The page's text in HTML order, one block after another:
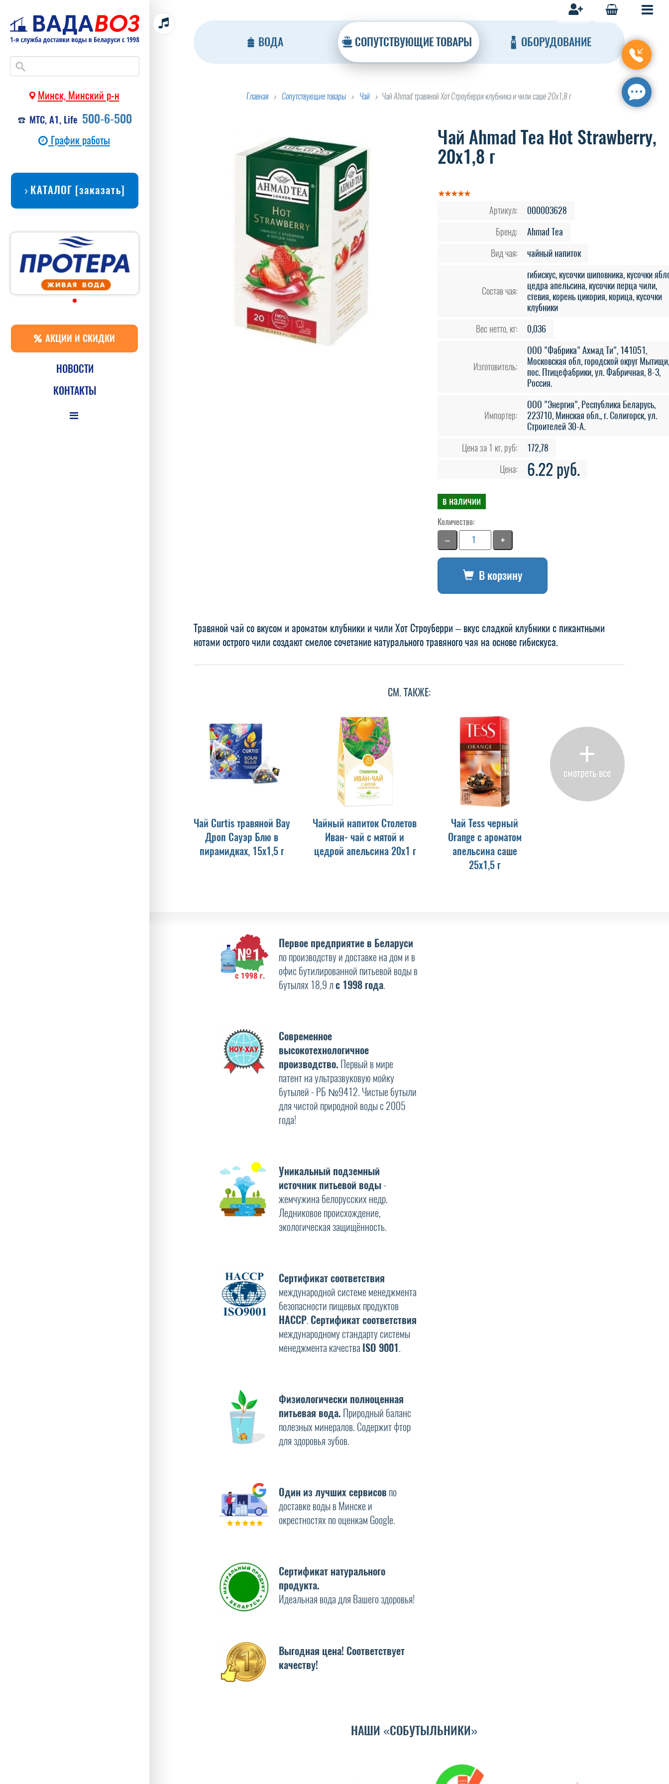
Минск, Минский р-н
МТС, А1, Life 500-6-500
График работы
КАТАЛОГ [заказать]
АКЦИИ И СКИДКИ
НОВОСТИ
КОНТАКТЫ
ВОДА СОПУТСТВУЮЩИЕ ТОВАРЫ ОБОРУДОВАНИЕ
Главная Сопутствующие товары Чай Чай Ahmad травяной Хот Строуберри клубника и чили саше 20х1,8 г
Чай Ahmad Tea Hot Strawberry,
20х1,8 г
Артикул:
000003628
Бренд:
Ahmad Tea
Вид чая:
чайный напиток
Состав чая:
гибискус, кусочки шиповника, кусочки
цедра апельсина, кусочки перца чили,
стевия, корень цикория, корица, кусочки
клубники
Вес нетто, кг:
0,036
Изготовитель:
ООО "Фабрика" Ахмад Ти", 141051,
Московская обл, городской округ Мытищи,
пос. Птицефабрики, ул. Фабричная, 8-3,
Россия.
Импортер:
ООО "Энергия", Республика Беларусь,
223710, Минская обл., г. Солигорск, ул.
Строителей 30-А.
Цена за 1 кг, руб:
172,78
Цена:
6.22 руб.
в наличии
Количество:
− +
В корзину
Травяной чай со вкусом и ароматом клубники и чили Хот Строуберри – вкус сладкой клубники с пикантными
нотами острого чили создают смелое сочетание натурального травяного чая на основе гибискуса.
СМ. ТАКЖЕ:
Чай Curtis травяной Вау
Дроп Сауэр Блю в
пирамидках, 15х1,5 г
Чайный напиток Столетов
Иван- чай с мятой и
цедрой апельсина 20х1 г
Чай Tess черный
Orange с ароматом
апельсина саше
25х1,5 г
+
смотреть все
Первое предприятие в Беларуси
по производству и доставке на дом и в
офис бутилированной питьевой воды в
бутылях 18,9 лс 1998 года.
Современное
высокотехнологичное
производство. Первый в мире
патент на ультразвуковую мойку
бутылей - РБ №9412. Чистые бутыли
для чистой природной воды с 2005
года!
Уникальный подземный
источник питьевой воды-
жемчужина белорусских недр.
Ледниковое происхождение,
экологическая защищённость.
Сертификат соответствия
международной системе менеджмента
безопасности пищевых продуктов
HAССP. Сертификат соответствия
международному стандарту системы
менеджмента качества ISO 9001.
Физиологически полноценная
питьевая вода. Природный баланс
полезных минералов. Содержит фтор
для здоровья зубов.
Один из лучших сервисов по
доставке воды в Минске и
окрестностях по оценкам Google.
Сертификат натурального
продукта.
Идеальная вода для Вашего здоровья!
Выгодная цена! Соответствует
качеству!
НАШИ «СОБУТЫЛЬНИКИ»